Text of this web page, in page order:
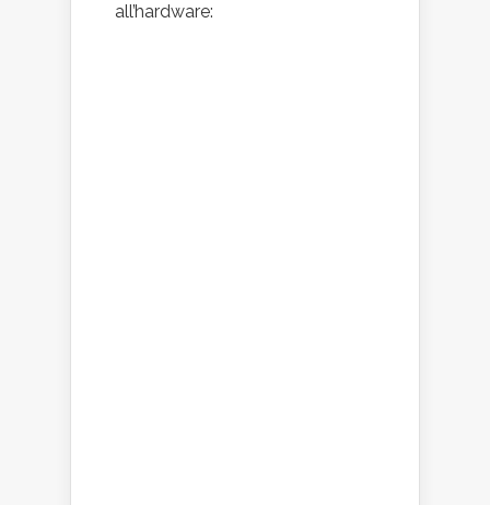
all’hardware: